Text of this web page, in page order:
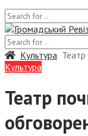
Культура
Культура
Театр